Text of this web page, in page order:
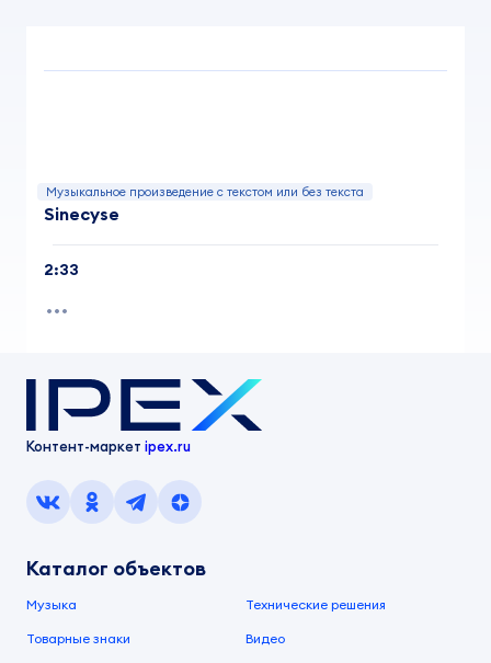
Музыкальное произведение с текстом или без текста
Sinecyse
2:33
Контент-маркет ipex.ru
Каталог объектов
Музыка Технические решения
Товарные знаки Видео